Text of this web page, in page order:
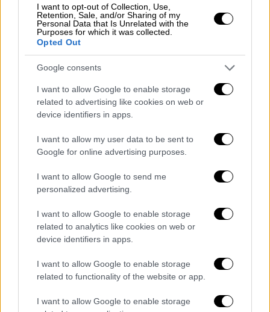
I want to opt-out of Collection, Use,
Retention, Sale, and/or Sharing of my
Personal Data that Is Unrelated with the
Purposes for which it was collected.
Opted Out
Google consents
I want to allow Google to enable storage
related to advertising like cookies on web or
device identifiers in apps.
I want to allow my user data to be sent to
Google for online advertising purposes.
I want to allow Google to send me
personalized advertising.
I want to allow Google to enable storage
related to analytics like cookies on web or
device identifiers in apps.
I want to allow Google to enable storage
related to functionality of the website or app.
I want to allow Google to enable storage
Κόσμος|01.04.2024 13:55
Πλώρη για την ηγεσία της Τουρκίας
βάζει ο Ιμάμογλου - Τι αλλάζει στον
πολιτικό χάρτη
Θα αλλάξει πορεία ο Ερντογάν; «Κοκκίνησε»
η Τουρκία